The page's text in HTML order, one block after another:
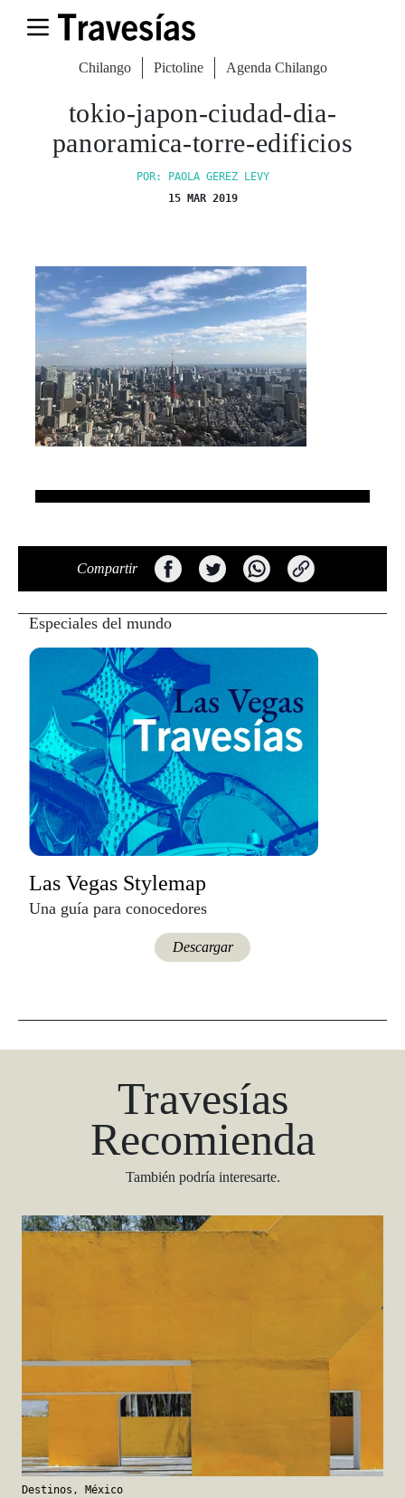
Chilango Pictoline Agenda Chilango
tokio-japon-ciudad-dia-
panoramica-torre-edificios
POR: PAOLA GEREZ LEVY
15 MAR 2019
Compartir
Especiales del mundo
Las Vegas Stylemap
Una guía para conocedores
Descargar
Travesías
Recomienda
También podría interesarte.
Destinos , México